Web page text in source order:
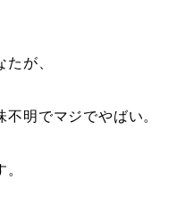
が、
明でマジでやばい。